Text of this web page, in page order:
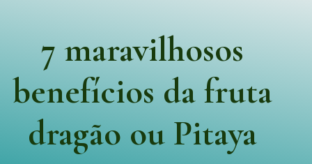
7 maravilhosos
benefícios da fruta
dragão ou Pitaya